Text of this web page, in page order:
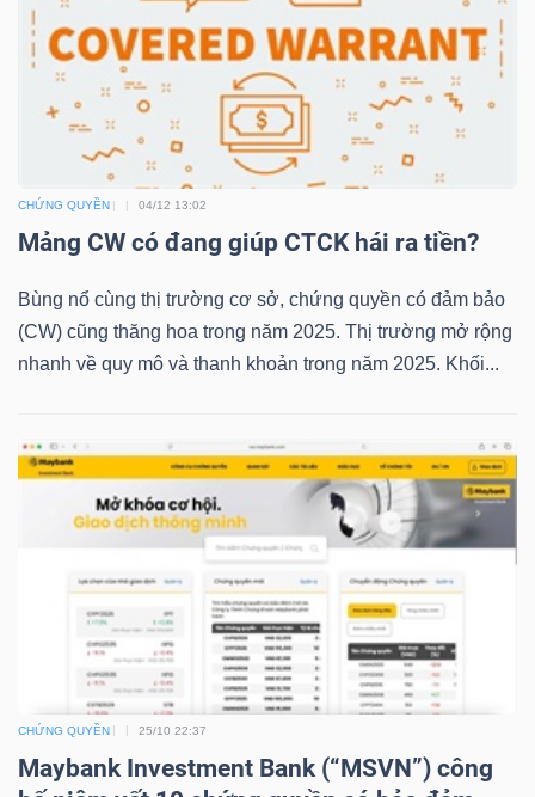
CHỨNG QUYỀN 04/12 13:02
Mảng CW có đang giúp CTCK hái ra tiền?
Bùng nổ cùng thị trường cơ sở, chứng quyền có đảm bảo
(CW) cũng thăng hoa trong năm 2025. Thị trường mở rộng
nhanh về quy mô và thanh khoản trong năm 2025. Khối...
CHỨNG QUYỀN 25/10 22:37
Maybank Investment Bank (“MSVN”) công
Bài
viết
giả
(-)
Báo
cáo
(-)
vụ